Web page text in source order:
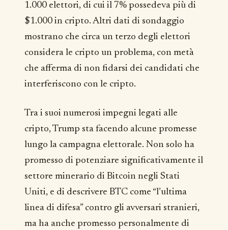
1.000 elettori, di cui il 7% possedeva più di
$1.000 in cripto. Altri dati di sondaggio
mostrano che circa un terzo degli elettori
considera le cripto un problema, con metà
che afferma di non fidarsi dei candidati che
interferiscono con le cripto.
Tra i suoi numerosi impegni legati alle
cripto, Trump sta facendo alcune promesse
lungo la campagna elettorale. Non solo ha
promesso di potenziare significativamente il
settore minerario di Bitcoin negli Stati
Uniti, e di descrivere BTC come “l’ultima
linea di difesa” contro gli avversari stranieri,
ma ha anche promesso personalmente di